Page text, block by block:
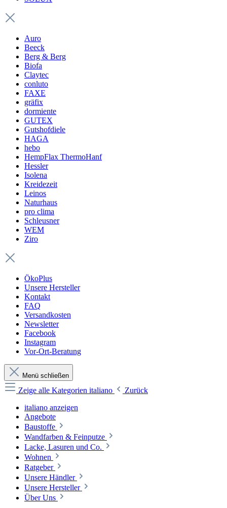
Auro
Beeck
Berg & Berg
Biofa
Claytec
conluto
FAXE
gräfix
dormiente
GUTEX
Gutshofdiele
HAGA
hebo
HempFlax ThermoHanf
Hessler
Isolena
Kreidezeit
Leinos
Naturhaus
pro clima
Schleusner
WEM
Ziro
ÖkoPlus
Unsere Hersteller
Kontakt
FAQ
Versandkosten
Newsletter
Facebook
Instagram
Vor-Ort-Beratung
Menü schließen
Zeige alle Kategorien italiano
Zurück
italiano anzeigen
Angebote
Baustoffe
Wandfarben & Feinputze
Lacke, Lasuren und Co.
Wohnen
Ratgeber
Unsere Händler
Unsere Hersteller
Über Uns